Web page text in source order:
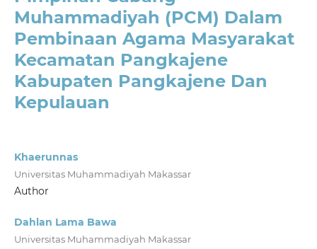
Muhammadiyah (PCM) Dalam
Pembinaan Agama Masyarakat
Kecamatan Pangkajene
Kabupaten Pangkajene Dan
Kepulauan
Khaerunnas
Universitas Muhammadiyah Makassar
Author
Dahlan Lama Bawa
Universitas Muhammadiyah Makassar